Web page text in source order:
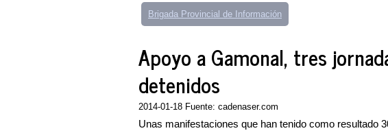
Brigada Provincial de Información
Apoyo a Gamonal, tres
detenidos
2014-01-18 Fuente: cadenaser.com
Unas manifestaciones que han tenido como resultado